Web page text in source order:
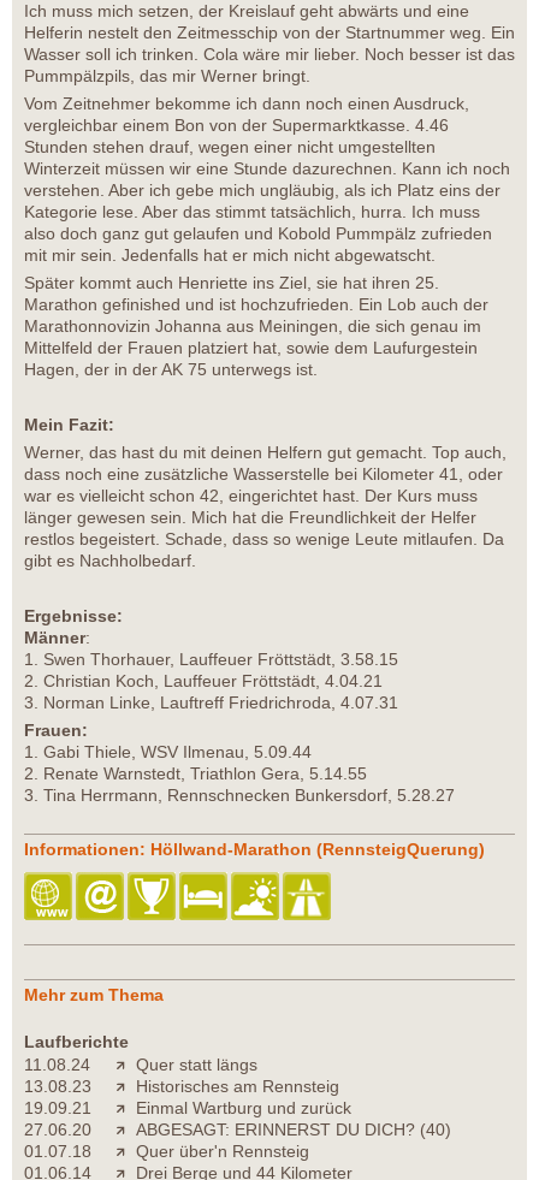
Ich muss mich setzen, der Kreislauf geht abwärts und eine
Helferin nestelt den Zeitmesschip von der Startnummer weg. Ein
Wasser soll ich trinken. Cola wäre mir lieber. Noch besser ist das
Pummpälzpils, das mir Werner bringt.
Vom Zeitnehmer bekomme ich dann noch einen Ausdruck,
vergleichbar einem Bon von der Supermarktkasse. 4.46
Stunden stehen drauf, wegen einer nicht umgestellten
Winterzeit müssen wir eine Stunde dazurechnen. Kann ich noch
verstehen. Aber ich gebe mich ungläubig, als ich Platz eins der
Kategorie lese. Aber das stimmt tatsächlich, hurra. Ich muss
also doch ganz gut gelaufen und Kobold Pummpälz zufrieden
mit mir sein. Jedenfalls hat er mich nicht abgewatscht.
Später kommt auch Henriette ins Ziel, sie hat ihren 25.
Marathon gefinished und ist hochzufrieden. Ein Lob auch der
Marathonnovizin Johanna aus Meiningen, die sich genau im
Mittelfeld der Frauen platziert hat, sowie dem Laufurgestein
Hagen, der in der AK 75 unterwegs ist.
Mein Fazit:
Werner, das hast du mit deinen Helfern gut gemacht. Top auch,
dass noch eine zusätzliche Wasserstelle bei Kilometer 41, oder
war es vielleicht schon 42, eingerichtet hast. Der Kurs muss
länger gewesen sein. Mich hat die Freundlichkeit der Helfer
restlos begeistert. Schade, dass so wenige Leute mitlaufen. Da
gibt es Nachholbedarf.
Ergebnisse:
Männer:
1. Swen Thorhauer, Lauffeuer Fröttstädt, 3.58.15
2. Christian Koch, Lauffeuer Fröttstädt, 4.04.21
3. Norman Linke, Lauftreff Friedrichroda, 4.07.31
Frauen:
1. Gabi Thiele, WSV Ilmenau, 5.09.44
2. Renate Warnstedt, Triathlon Gera, 5.14.55
3. Tina Herrmann, Rennschnecken Bunkersdorf, 5.28.27
Informationen: Höllwand-Marathon (RennsteigQuerung)
Mehr zum Thema
Laufberichte
11.08.24
Quer statt längs
13.08.23
Historisches am Rennsteig
19.09.21
Einmal Wartburg und zurück
27.06.20
ABGESAGT: ERINNERST DU DICH? (40)
01.07.18
Quer über'n Rennsteig
01.06.14
Drei Berge und 44 Kilometer